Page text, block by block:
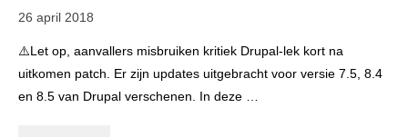
26 april 2018
⚠️Let op, aanvallers misbruiken kritiek Drupal-lek kort na
uitkomen patch. Er zijn updates uitgebracht voor versie 7.5, 8.4
en 8.5 van Drupal verschenen. In deze …